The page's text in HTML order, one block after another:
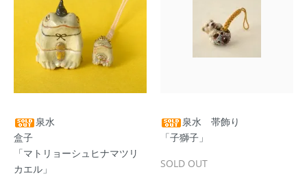
泉水
盒子
「マトリョーシュヒナマツリ
カエル」
泉水 帯飾り
「子獅子」
SOLD OUT